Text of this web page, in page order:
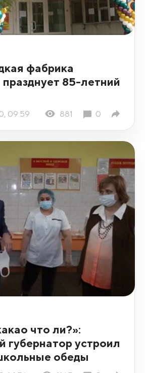
фабрика
85-летний
09:59 881 0
что ли?»:
губернатор устроил
обеды